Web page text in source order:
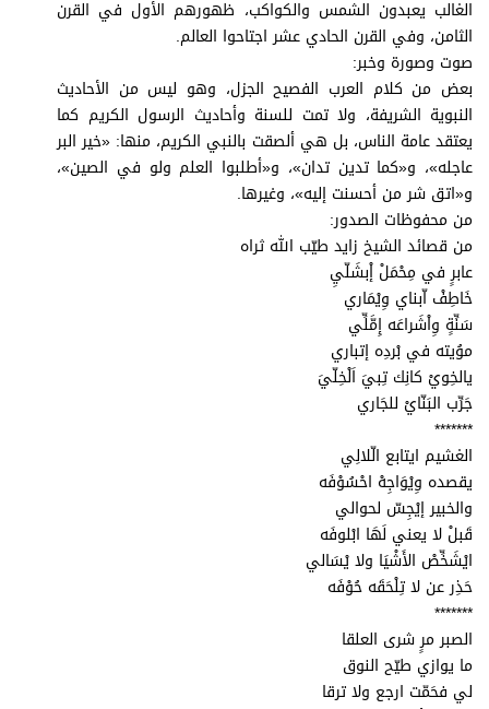
الغالب يعبدون الشمس والكواكب، ظهورهم الأول في القرن
الثامن، وفي القرن الحادي عشر اجتاحوا العالم.
صوت وصورة وخبر:
بعض من كلام العرب الفصيح الجزل، وهو ليس من الأحاديث
النبوية الشريفة، ولا تمت للسنة وأحاديث الرسول الكريم كما
يعتقد عامة الناس، بل هي ألصقت بالنبي الكريم، منها: «خير البر
عاجله»، و«كما تدين تدان»، و«أطلبوا العلم ولو في الصين»،
و«اتق شر من أحسنت إليه»، وغيرها.
من محفوظات الصدور:
من قصائد الشيخ زايد طيّب الله ثراه
عابرٍ في مِحْمَلْ إْبشَلّيِ
خَاطِفْ اّبناي وِيْمَاري
سَنِّةٍ وِاْشَراعَه إِمَّلِّي
موُيته في بْردِه إتباري
يالخِويْ كانِك تِبيَ اَلْخِلّيَ
جَرِّب البَنّايْ للجَاري
*******
الغشيم ايتابع الّلالِي
يقصده وِيْوَاجِهْ احْسُوْفَه
والخبير إيْجِسّ لحوالي
قَبلْ لا يعني لَهَا ابْلوفَه
ايْشَخِّصْ الأَشْيَا ولا يْسَالي
حَذِر عن لا تِلْحَقَه حُوْفَه
*******
الصبر مرٍ شرى العلقا
ما يوازي طيّح النوق
لي فحَمّت ارجع ولا ترقا